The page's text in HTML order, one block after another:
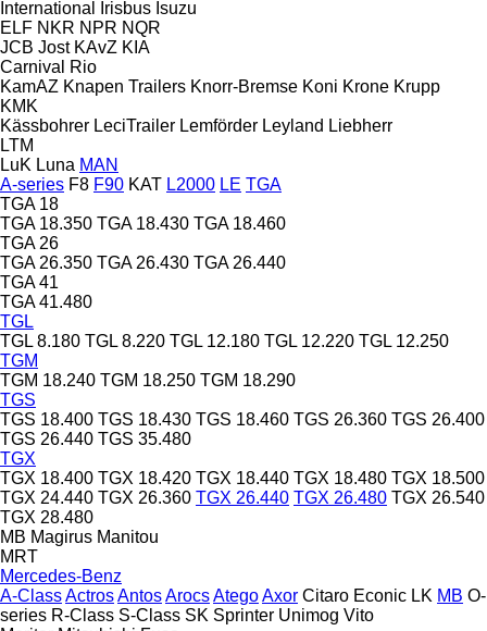
International
Irisbus Isuzu
ELF NKR NPR NQR
JCB Jost KAvZ KIA
Carnival
Rio
KamAZ Knapen Trailers Knorr-Bremse Koni Krone Krupp
KMK
Kässbohrer LeciTrailer Lemförder Leyland Liebherr
LTM
LuK Luna MAN
A-series F8 F90 KAT L2000 LE TGA
TGA 18
TGA 18.350 TGA 18.430 TGA 18.460
TGA 26
TGA 26.350 TGA 26.430 TGA 26.440
TGA 41
TGA 41.480
TGL
TGL 8.180 TGL 8.220 TGL 12.180 TGL 12.220 TGL 12.250
TGM
TGM 18.240 TGM 18.250 TGM 18.290
TGS
TGS 18.400 TGS 18.430 TGS 18.460 TGS 26.360 TGS 26.400
TGS 26.440 TGS 35.480
TGX
TGX 18.400 TGX 18.420 TGX 18.440 TGX 18.480 TGX 18.500
TGX 24.440 TGX 26.360 TGX 26.440 TGX 26.480 TGX 26.540
TGX 28.480
MB Magirus Manitou
MRT
Mercedes-Benz
A-ClassActrosAntosArocsAtegoAxor Citaro Econic LK MB O-
series R-Class S-Class SK Sprinter Unimog Vito